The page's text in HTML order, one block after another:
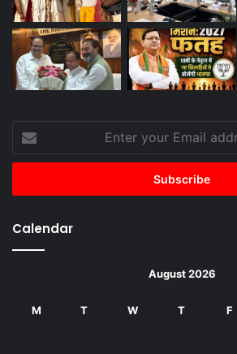
your
Email
Calendar
August 2026
M T W T F